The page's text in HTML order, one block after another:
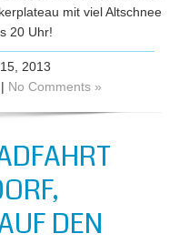
mit viel Altschnee
20 Uhr!
2013
| No Comments »
DEN